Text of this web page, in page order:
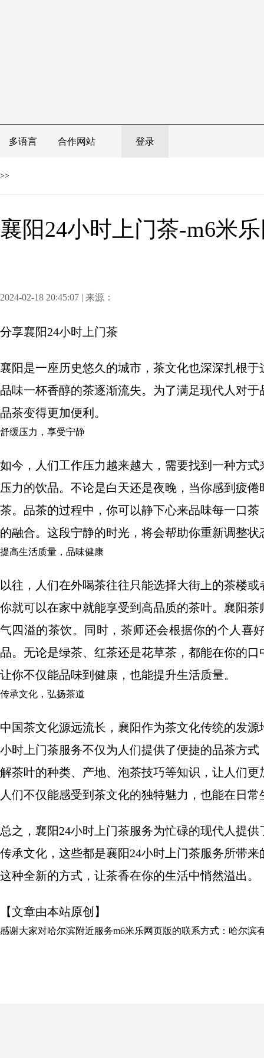
多语言 合作网站 登录
>>
襄阳24小时上门茶-m6米
2024-02-18 20:45:07 | 来源：
分享襄阳24小时上门茶
襄阳是一座历史悠久的城市，茶文化也深深扎根
品味一杯香醇的茶逐渐流失。为了满足现代人对
品茶变得更加便利。
舒缓压力，享受宁静
如今，人们工作压力越来越大，需要找到一种方
压力的饮品。不论是白天还是夜晚，当你感到疲
茶。品茶的过程中，你可以静下心来品味每一口
的融合。这段宁静的时光，将会帮助你重新调整
提高生活质量，品味健康
以往，人们在外喝茶往往只能选择大街上的茶楼
你就可以在家中就能享受到高品质的茶叶。襄阳
气四溢的茶饮。同时，茶师还会根据你的个人喜
品。无论是绿茶、红茶还是花草茶，都能在你的
让你不仅能品味到健康，也能提升生活质量。
传承文化，弘扬茶道
中国茶文化源远流长，襄阳作为茶文化传统的发
小时上门茶服务不仅为人们提供了便捷的品茶方
解茶叶的种类、产地、泡茶技巧等知识，让人们
人们不仅能感受到茶文化的独特魅力，也能在日
总之，襄阳24小时上门茶服务为忙碌的现代人提
传承文化，这些都是襄阳24小时上门茶服务所带
这种全新的方式，让茶香在你的生活中悄然溢出。
【文章由本站原创】
感谢大家对哈尔滨附近服务m6米乐网页版的联系方式：哈尔滨